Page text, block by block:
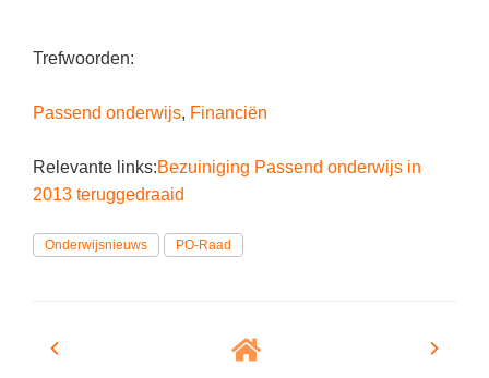
Kleurplaten
Onderwijsprijs
Ruimte
Schoolreisideeën
Kruiswoordpuzzels
Vrijeschoolonderwijs
Montessori onderwijs
Trefwoorden:
Passend onderwijs, Financiën
Relevante links:Bezuiniging Passend onderwijs in
2013 teruggedraaid
Onderwijsnieuws PO-Raad